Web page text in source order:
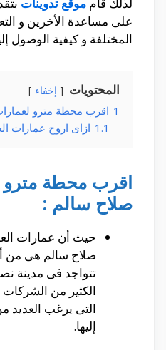
على مساعدة الأخرين و
المختلفة و كيفية الوصول
المحتويات إخفاء
1 اقرب محطة مترو
1.1 ازاى اروح عمارات
اقرب محطة مترو
صلاح سالم :
حيث أن عمارات
صلاح سالم هى من
تتواجد فى مدينة
الكثير من الشركات
التى يرغب
إليها.